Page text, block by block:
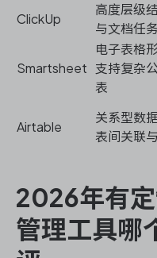
ClickUp
高度层级
与文档任
Smartsheet
电子表格
支持复杂
表
Airtable
关系型数
表间关联
2026年有定
管理工具哪